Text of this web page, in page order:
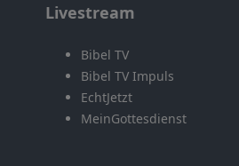
Livestream
Bibel TV
Bibel TV Impuls
EchtJetzt
MeinGottesdienst